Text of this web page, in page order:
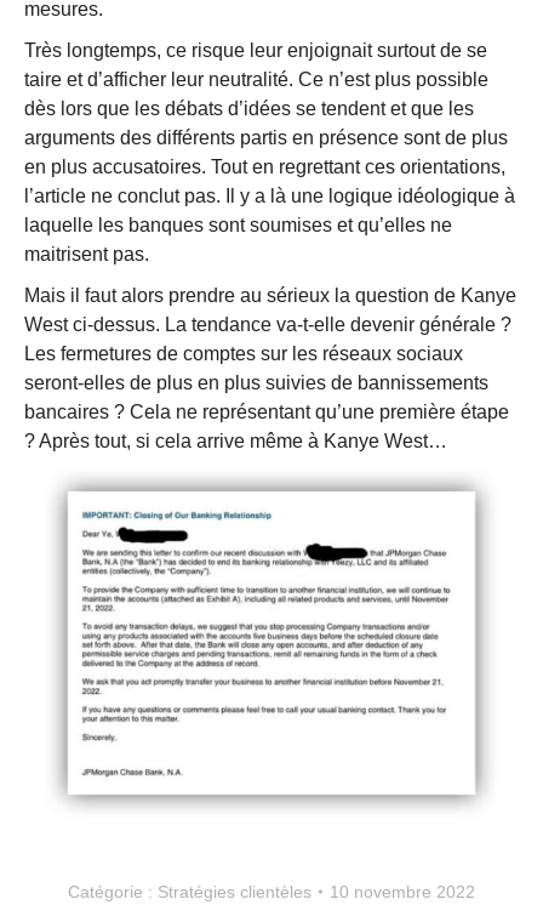
mesures.
Très longtemps, ce risque leur enjoignait surtout de se
taire et d’afficher leur neutralité. Ce n’est plus possible
dès lors que les débats d’idées se tendent et que les
arguments des différents partis en présence sont de plus
en plus accusatoires. Tout en regrettant ces orientations,
l’article ne conclut pas. Il y a là une logique idéologique à
laquelle les banques sont soumises et qu’elles ne
maitrisent pas.
Mais il faut alors prendre au sérieux la question de Kanye
West ci-dessus. La tendance va-t-elle devenir générale ?
Les fermetures de comptes sur les réseaux sociaux
seront-elles de plus en plus suivies de bannissements
bancaires ? Cela ne représentant qu’une première étape
? Après tout, si cela arrive même à Kanye West…
Catégorie : Stratégies clientèles 10 novembre 2022